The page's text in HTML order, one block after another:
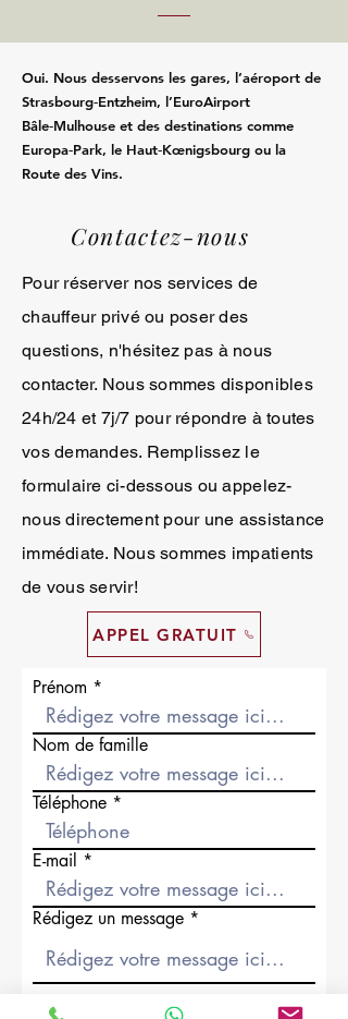
Oui. Nous desservons les gares, l’aéroport de
Strasbourg‑Entzheim, l’EuroAirport
Bâle‑Mulhouse et des destinations comme
Europa‑Park, le Haut‑Kœnigsbourg ou la
Route des Vins.
Contactez-nous
Pour réserver nos services de
chauffeur privé ou poser des
questions, n'hésitez pas à nous
contacter. Nous sommes disponibles
24h/24 et 7j/7 pour répondre à toutes
vos demandes. Remplissez le
formulaire ci-dessous ou appelez-
nous directement pour une assistance
immédiate. Nous sommes impatients
de vous servir!
APPEL GRATUIT
Prénom
Nom de famille
Téléphone
E-mail
Rédigez un message
Société